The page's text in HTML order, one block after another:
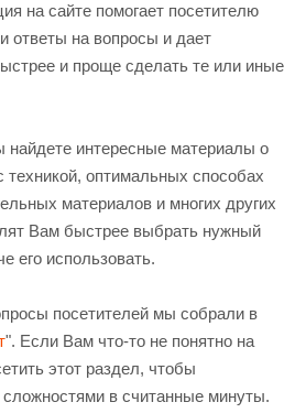
на сайте помогает посетителю
ответы на вопросы и дает
и проще сделать те или иные
найдете интересные материалы о
оптимальных способах
материалов и многих других
Вам быстрее выбрать нужный
его использовать.
посетителей мы собрали в
". Если Вам что-то не понятно на
этот раздел, чтобы
сложностями в считанные минуты.